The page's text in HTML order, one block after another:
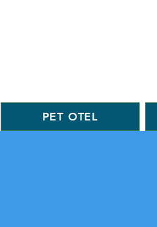
PET OTEL